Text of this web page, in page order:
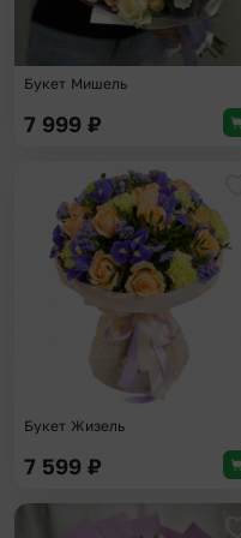
Букет Мишель
7 999 ₽
Букет Жизель
7 599 ₽